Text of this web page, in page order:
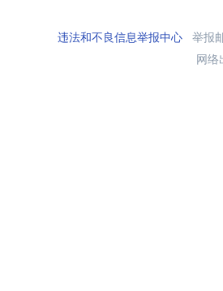
违法和不良信息举报中心举报
网